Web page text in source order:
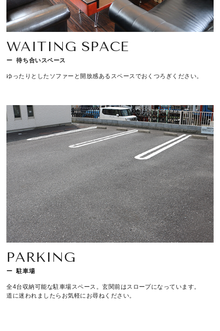
WAITING SPACE
待ち合いスペース
ゆったりとしたソファーと開放感あるスペースでおくつろぎください。
PARKING
駐車場
全4台収納可能な駐車場スペース。玄関前はスロープになっています。
道に迷われましたらお気軽にお尋ねください。